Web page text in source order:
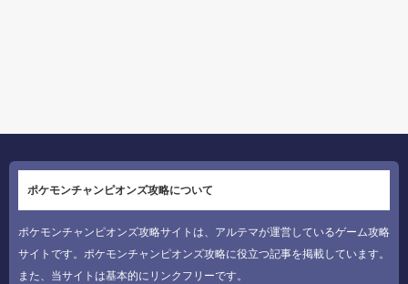
ポケモンチャンピオンズ攻略について
ポケモンチャンピオンズ攻略サイトは、アルテマが運営しているゲーム攻略
サイトです。ポケモンチャンピオンズ攻略に役立つ記事を掲載しています。
また、当サイトは基本的にリンクフリーです。